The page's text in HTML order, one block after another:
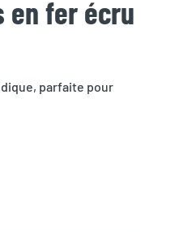
en fer écru
parfaite pour